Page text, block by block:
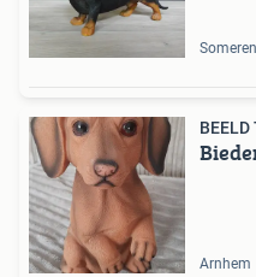
Someren
BEELD
Arnhem